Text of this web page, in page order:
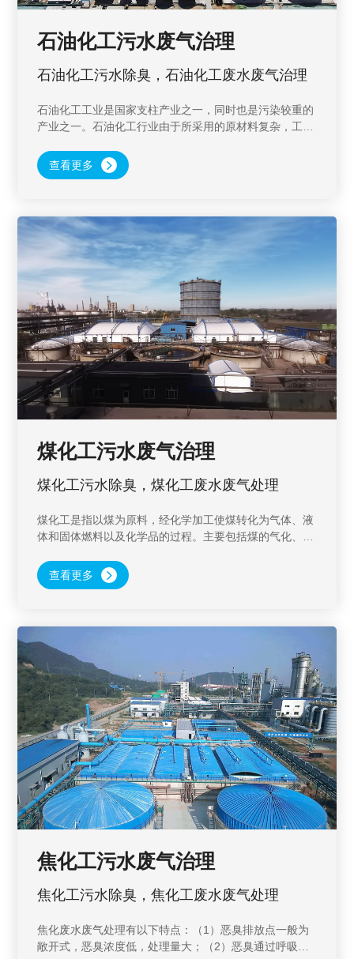
石油化工污水废气治理
石油化工污水除臭，石油化工废水废气治理
石油化工工业是国家支柱产业之一，同时也是污染较重的
产业之一。石油化工行业由于所采用的原材料复杂，工艺
石油类物质，产生的废气成分复杂，挥发性强，且有很强
烈的异味。
查看更多
煤化工污水废气治理
煤化工污水除臭，煤化工废水废气处理
煤化工是指以煤为原料，经化学加工使煤转化为气体、液
体和固体燃料以及化学品的过程。主要包括煤的气化、液
程。煤化工废水的组分随加工工艺的不同而不同，主要有
煤制气废水、煤制油废水、煤制焦废水和煤制甲醇、烯烃
查看更多
焦化工污水废气治理
焦化工污水除臭，焦化工废水废气处理
焦化废水废气处理有以下特点：（1）恶臭排放点一般为
敞开式，恶臭浓度低，处理量大；（2）恶臭通过呼吸系